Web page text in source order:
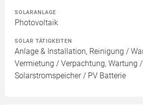
SOLARANLAGE
Photovoltaik
SOLAR TÄTIGKEITEN
Anlage & Installation, Reinigung /
Vermietung / Verpachtung, Wartung
Solarstromspeicher / PV Batterie